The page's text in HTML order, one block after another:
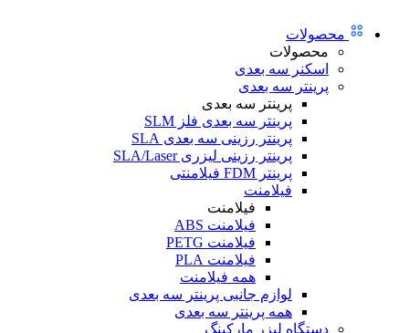
محصولات
محصولات
اسکنر سه بعدی
پرینتر سه بعدی
پرینتر سه بعدی
پرینتر سه بعدی فلز SLM
پرینتر رزینی سه بعدی SLA
پرینتر رزینی لیزری SLA/Laser
پرینتر FDM فیلامنتی
فیلامنت
فیلامنت
فیلامنت ABS
فیلامنت PETG
فیلامنت PLA
همه فیلامنت
لوازم جانبی پرینتر سه بعدی
همه پرینتر سه بعدی
دستگاه لیزر مارکینگ